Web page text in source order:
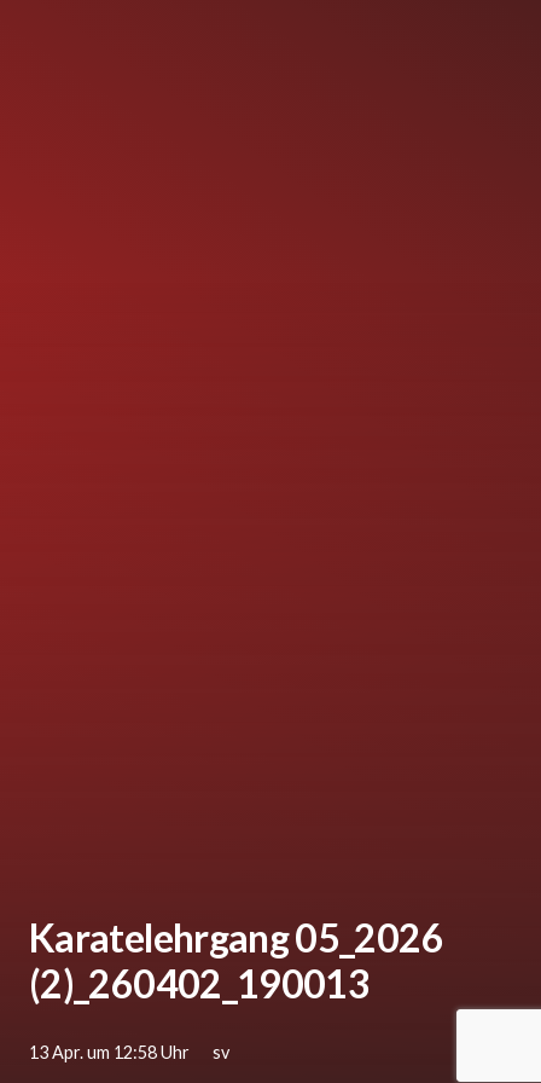
Karatelehrgang 05_2026
(2)_260402_190013
13 Apr. um 12:58 Uhr sv